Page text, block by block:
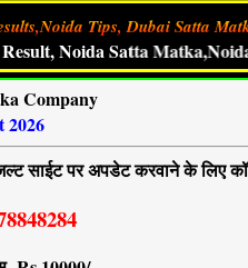
Tips, Dubai Satta
Satta Matka,Noida
Company
2026
साईट पर अपडेट करवाने के लिए